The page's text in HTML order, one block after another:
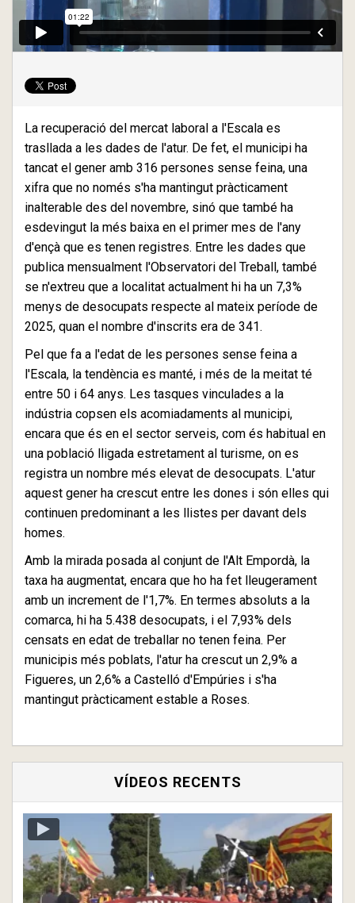
La recuperació del mercat laboral a l'Escala es
trasllada a les dades de l'atur. De fet, el municipi ha
tancat el gener amb 316 persones sense feina, una
xifra que no només s'ha mantingut pràcticament
inalterable des del novembre, sinó que també ha
esdevingut la més baixa en el primer mes de l'any
d'ençà que es tenen registres. Entre les dades que
publica mensualment l'Observatori del Treball, també
se n'extreu que a localitat actualment hi ha un 7,3%
menys de desocupats respecte al mateix període de
2025, quan el nombre d'inscrits era de 341.
Pel que fa a l'edat de les persones sense feina a
l'Escala, la tendència es manté, i més de la meitat té
entre 50 i 64 anys. Les tasques vinculades a la
indústria copsen els acomiadaments al municipi,
encara que és en el sector serveis, com és habitual en
una població lligada estretament al turisme, on es
registra un nombre més elevat de desocupats. L'atur
aquest gener ha crescut entre les dones i són elles qui
continuen predominant a les llistes per davant dels
homes.
Amb la mirada posada al conjunt de l'Alt Empordà, la
taxa ha augmentat, encara que ho ha fet lleugerament
amb un increment de l'1,7%. En termes absoluts a la
comarca, hi ha 5.438 desocupats, i el 7,93% dels
censats en edat de treballar no tenen feina. Per
municipis més poblats, l'atur ha crescut un 2,9% a
Figueres, un 2,6% a Castelló d'Empúries i s'ha
mantingut pràcticament estable a Roses.
VÍDEOS RECENTS